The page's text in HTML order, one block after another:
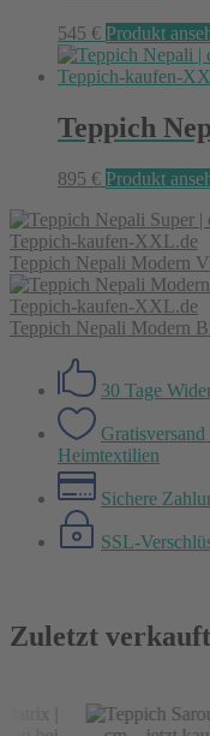
545 € Produkt
Teppich
895 € Produkt
Teppich Nepali Modern
Teppich Nepali Modern
30 Tage
Heimtextilien
Sichere
SSL-
Zuletzt